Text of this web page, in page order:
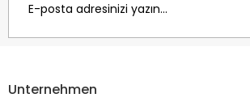
Unternehmen